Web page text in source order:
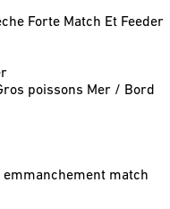
Forte Match Et Feeder
poissons Mer / Bord
emmanchement match